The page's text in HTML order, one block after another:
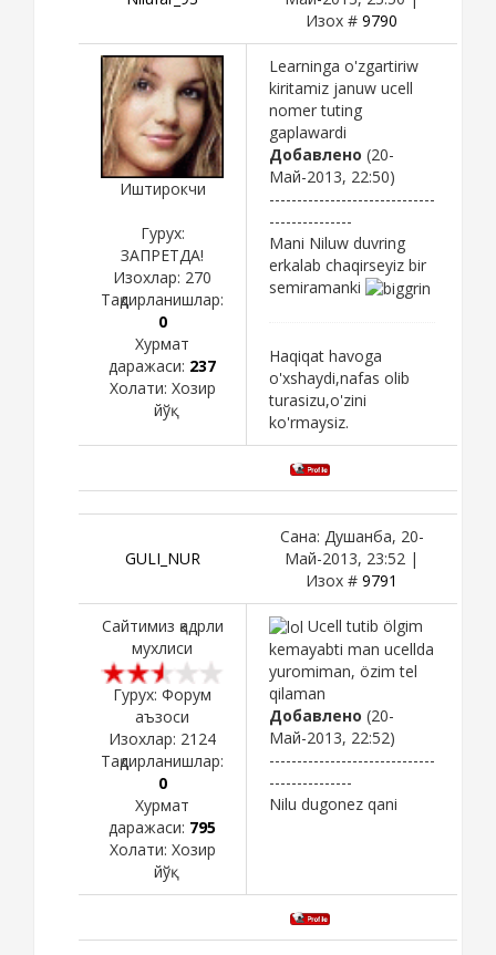
Изох # 9790
Иштирокчи
Гурух:
ЗАПРЕТДА!
Изохлар: 270
Тақдирланишлар:
0
Хурмат
даражаси: 237
Холати: Хозир
йўқ
Learninga o'zgartiriw
kiritamiz januw ucell
nomer tuting
gaplawardi
Добавлено (20-
Май-2013, 22:50)
------------------------------
---------------
Mani Niluw duvring
erkalab chaqirseyiz bir
semiramanki
Haqiqat havoga
o'xshaydi,nafas olib
turasizu,o'zini
ko'rmaysiz.
GULI_NUR
Сана: Душанба, 20-
Май-2013, 23:52 |
Изох # 9791
Сайтимиз қадрли
мухлиси
Гурух: Форум
аъзоси
Изохлар: 2124
Тақдирланишлар:
0
Хурмат
даражаси: 795
Холати: Хозир
йўқ
Ucell tutib ölgim
kemayabti man ucellda
yuromiman, özim tel
qilaman
Добавлено (20-
Май-2013, 22:52)
------------------------------
---------------
Nilu dugonez qani